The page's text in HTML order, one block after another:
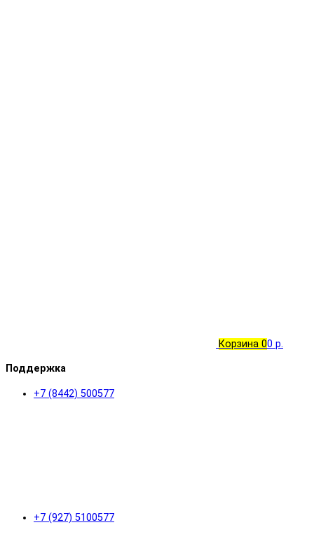
Корзина 00 р.
Поддержка
+7 (8442) 500577
+7 (927) 5100577